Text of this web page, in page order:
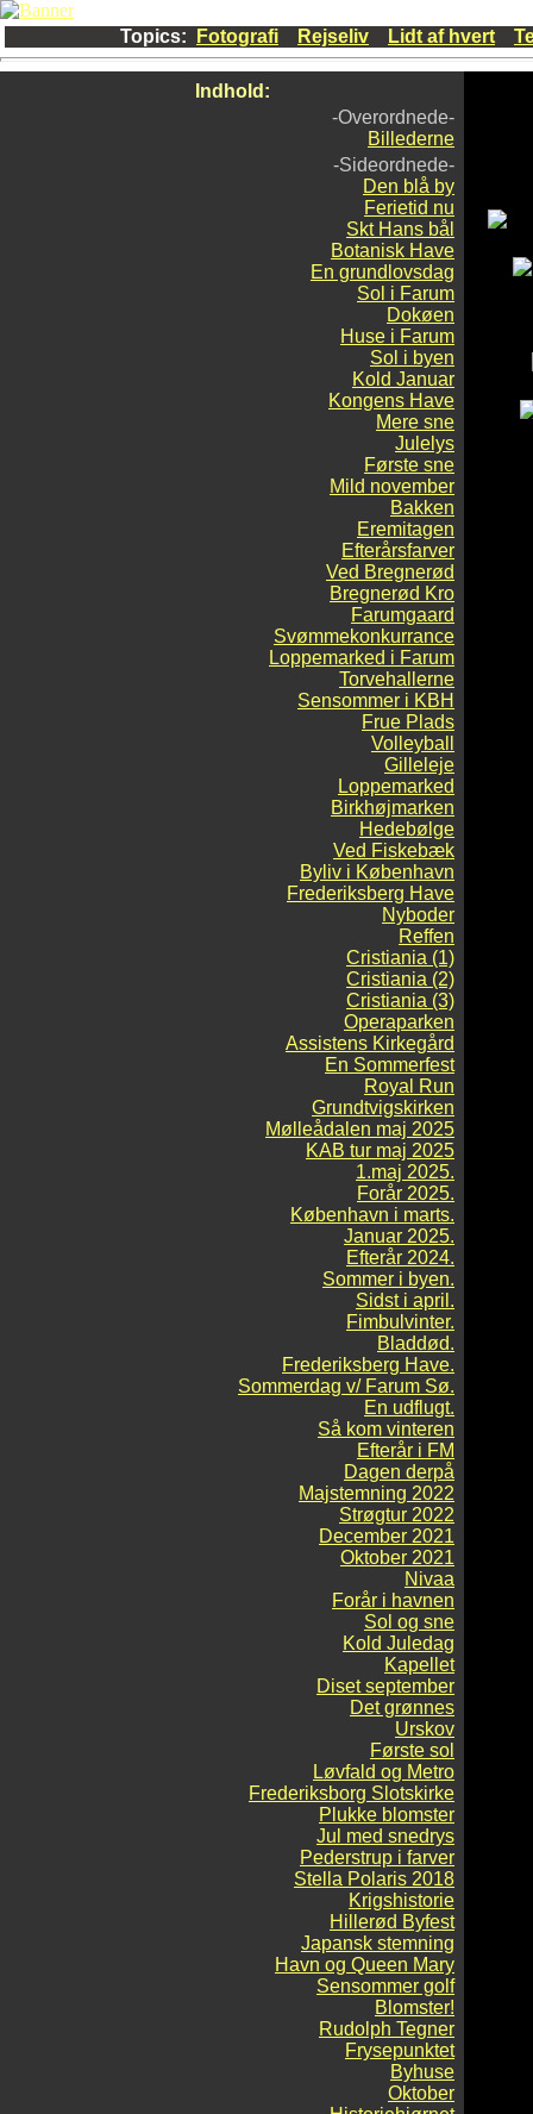
Topics: Fotografi Rejseliv Lidt af hvert
Indhold:
-Overordnede-
Billederne
-Sideordnede-
Den blå by
Ferietid nu
Skt Hans bål
Botanisk Have
En grundlovsdag
Sol i Farum
Dokøen
Huse i Farum
Sol i byen
Kold Januar
Kongens Have
Mere sne
Julelys
Første sne
Mild november
Bakken
Eremitagen
Efterårsfarver
Ved Bregnerød
Bregnerød Kro
Farumgaard
Svømmekonkurrance
Loppemarked i Farum
Torvehallerne
Sensommer i KBH
Frue Plads
Volleyball
Gilleleje
Loppemarked
Birkhøjmarken
Hedebølge
Ved Fiskebæk
Byliv i København
Frederiksberg Have
Nyboder
Reffen
Cristiania (1)
Cristiania (2)
Cristiania (3)
Operaparken
Assistens Kirkegård
En Sommerfest
Royal Run
Grundtvigskirken
Mølleådalen maj 2025
KAB tur maj 2025
1.maj 2025.
Forår 2025.
København i marts.
Januar 2025.
Efterår 2024.
Sommer i byen.
Sidst i april.
Fimbulvinter.
Bladdød.
Frederiksberg Have.
Sommerdag v/ Farum Sø.
En udflugt.
Så kom vinteren
Efterår i FM
Dagen derpå
Majstemning 2022
Strøgtur 2022
December 2021
Oktober 2021
Nivaa
Forår i havnen
Sol og sne
Kold Juledag
Kapellet
Diset september
Det grønnes
Urskov
Første sol
Løvfald og Metro
Frederiksborg Slotskirke
Plukke blomster
Jul med snedrys
Pederstrup i farver
Stella Polaris 2018
Krigshistorie
Hillerød Byfest
Japansk stemning
Havn og Queen Mary
Sensommer golf
Blomster!
Rudolph Tegner
Frysepunktet
Byhuse
Oktober